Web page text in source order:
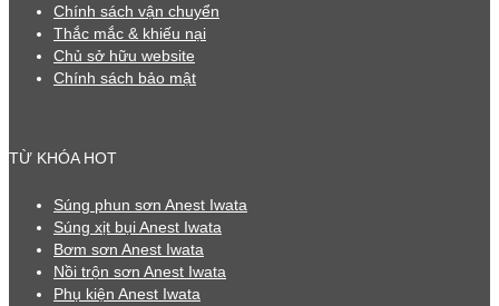
Chính sách vận chuyển
Thắc mắc & khiếu nại
Chủ sở hữu website
Chính sách bảo mật
TỪ KHÓA HOT
Súng phun sơn Anest Iwata
Súng xịt bụi Anest Iwata
Bơm sơn Anest Iwata
Nồi trộn sơn Anest Iwata
Phụ kiện Anest Iwata